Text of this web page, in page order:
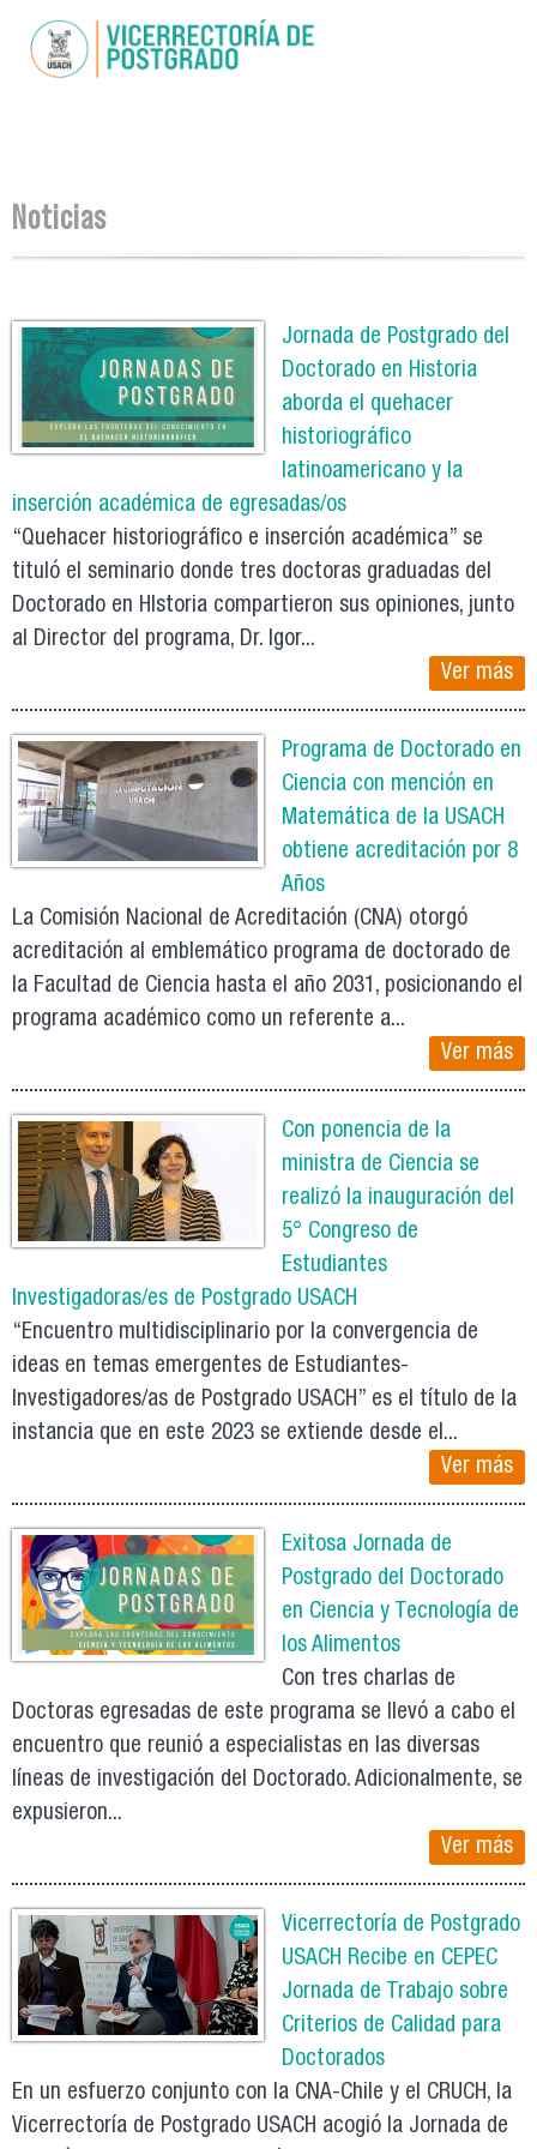
contenido
Se encuentra usted aquí
Noticias
Jornada de Postgrado del
Doctorado en Historia
aborda el quehacer
historiográfico
latinoamericano y la
inserción académica de egresadas/os
“Quehacer historiográfico e inserción académica” se
tituló el seminario donde tres doctoras graduadas del
Doctorado en HIstoria compartieron sus opiniones, junto
al Director del programa, Dr. Igor...
Ver más
Programa de Doctorado en
Ciencia con mención en
Matemática de la USACH
obtiene acreditación por 8
Años
La Comisión Nacional de Acreditación (CNA) otorgó
acreditación al emblemático programa de doctorado de
la Facultad de Ciencia hasta el año 2031, posicionando el
programa académico como un referente a...
Ver más
Con ponencia de la
ministra de Ciencia se
realizó la inauguración del
5° Congreso de
Estudiantes
Investigadoras/es de Postgrado USACH
“Encuentro multidisciplinario por la convergencia de
ideas en temas emergentes de Estudiantes-
Investigadores/as de Postgrado USACH” es el título de la
instancia que en este 2023 se extiende desde el...
Ver más
Exitosa Jornada de
Postgrado del Doctorado
en Ciencia y Tecnología de
los Alimentos
Con tres charlas de
Doctoras egresadas de este programa se llevó a cabo el
encuentro que reunió a especialistas en las diversas
líneas de investigación del Doctorado. Adicionalmente, se
expusieron...
Ver más
Vicerrectoría de Postgrado
USACH Recibe en CEPEC
Jornada de Trabajo sobre
Criterios de Calidad para
Doctorados
En un esfuerzo conjunto con la CNA-Chile y el CRUCH, la
Vicerrectoría de Postgrado USACH acogió la Jornada de
Páginas